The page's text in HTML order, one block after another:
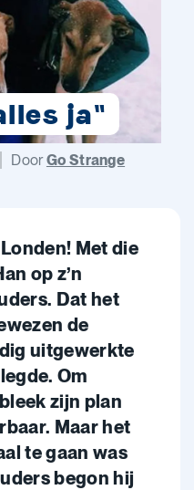
ja"
DoorGo Strange
Met die
op z’n
Dat het
de
uitgewerkte
Om
zijn plan
Maar het
te gaan was
begon hij